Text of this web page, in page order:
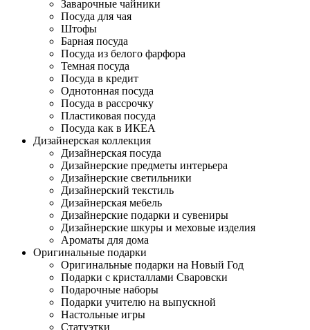
Заварочные чайники
Посуда для чая
Штофы
Барная посуда
Посуда из белого фарфора
Темная посуда
Посуда в кредит
Однотонная посуда
Посуда в рассрочку
Пластиковая посуда
Посуда как в ИКЕА
Дизайнерская коллекция
Дизайнерская посуда
Дизайнерские предметы интерьера
Дизайнерские светильники
Дизайнерский текстиль
Дизайнерская мебель
Дизайнерские подарки и сувениры
Дизайнерские шкуры и меховые изделия
Ароматы для дома
Оригинальные подарки
Оригинальные подарки на Новый Год
Подарки с кристаллами Сваровски
Подарочные наборы
Подарки учителю на выпускной
Настольные игры
Статуэтки